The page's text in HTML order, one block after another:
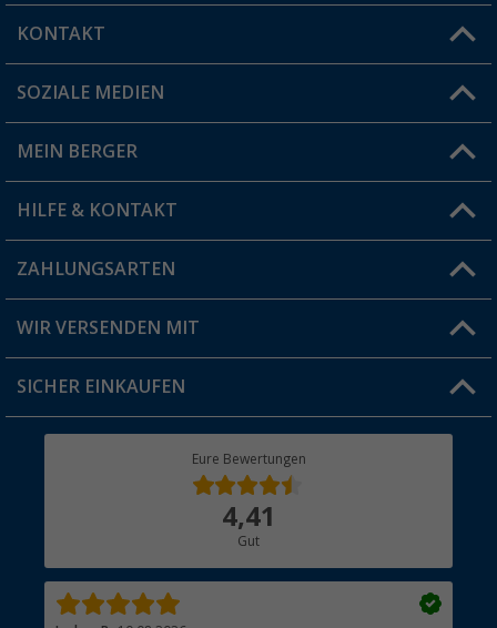
KONTAKT
Du hast eine Frage?
Filiale finden
SOZIALE MEDIEN
MEIN BERGER
Vorteilskarte
Blog
Jobs & Karriere
HILFE & KONTAKT
FAQ & Kontakt
Versandinformationen
Rücksendung
ZAHLUNGSARTEN
WIR VERSENDEN MIT
SICHER EINKAUFEN
Eure Bewertungen
4,41
Gut